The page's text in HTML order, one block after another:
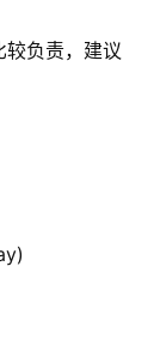
负责，建议